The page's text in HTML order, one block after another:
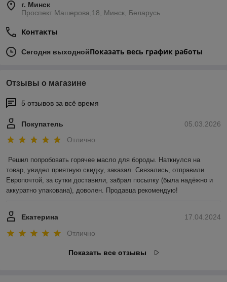
г. Минск
Проспект Машерова,18, Минск, Беларусь
Контакты
Сегодня выходнойПоказать весь график работы
Отзывы о магазине
5 отзывов за всё время
05.03.2026
Покупатель
Отлично
Решил попробовать горячее масло для бороды. Наткнулся на
товар, увидел приятную скидку, заказал. Связались, отправили
Европочтой, за сутки доставили, забрал посылку (была надёжно и
аккуратно упакована), доволен. Продавца рекомендую!
17.04.2024
Екатерина
Отлично
Показать все отзывы